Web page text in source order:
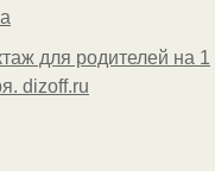
для родителей на 1
dizoff.ru